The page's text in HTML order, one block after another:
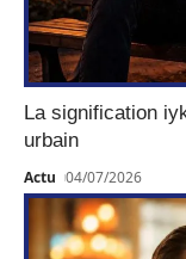
La signification
urbain
Actu 04/07/2026